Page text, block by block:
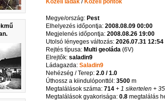
Közeli ládák/ Közeli pontok
Megye/ország: Pest
Elhelyezés időpontja: 2008.08.09 00:00
Megjelenés időpontja: 2008.08.26 19:00
Utolsó lényeges változás: 2026.07.31 12:54
Rejtés típusa: Multi geoláda(6V)
Elrejtők: saladin9
Ládagazda: Saladin9
Nehézség / Terep: 2.0 / 1.0
Úthossz a kiindulóponttól: 3500m
Megtalálások száma: 714+ 1 sikertelen +
Megtalálások gyakorisága: 0.8megtalálás